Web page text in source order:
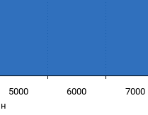
5000 6000 7000